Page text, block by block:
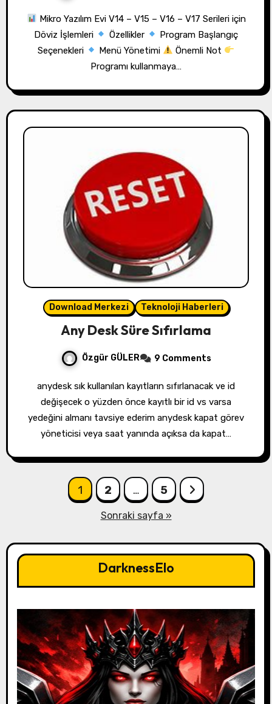
Mikro Yazılım Evi V14 – V15 – V16 – V17 Serileri için
Döviz İşlemleri
Özellikler
Program Başlangıç
Seçenekleri
Menü Yönetimi
Önemli Not
Programı kullanmaya…
Download Merkezi Teknoloji Haberleri
Any Desk Süre Sıfırlama
Özgür GÜLER 9 Comments
anydesk sık kullanılan kayıtların sıfırlanacak ve id
değişecek o yüzden önce kayıtlı bir id vs varsa
yedeğini almanı tavsiye ederim anydesk kapat görev
yöneticisi veya saat yanında açıksa da kapat…
sayfalandırması
1 2 … 5
Sonraki sayfa »
DarknessElo